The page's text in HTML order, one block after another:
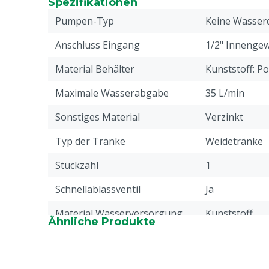
Pumpen-Typ
Keine
Anschluss Eingang
1/2"
Material Behälter
Kunststoff:
Maximale Wasserabgabe
35 L/min
Sonstiges Material
Verzinkt
Typ der Tränke
Weidetränke
Stückzahl
1
Schnellablassventil
Ja
Material Wasserversorgung
Kunststoff
Ähnliche Produkte